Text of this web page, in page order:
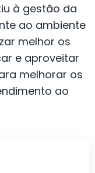
à gestão da
ao ambiente
melhor os
e aproveitar
melhorar os
ao